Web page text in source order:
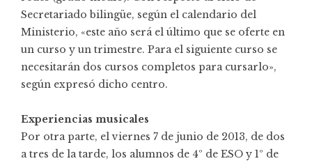
Secretariado bilingüe, según el calendario del
Ministerio, «este año será el último que se oferte en
un curso y un trimestre. Para el siguiente curso se
necesitarán dos cursos completos para cursarlo»,
según expresó dicho centro.
Experiencias musicales
Por otra parte, el viernes 7 de junio de 2013, de dos
a tres de la tarde, los alumnos de 4º de ESO y 1º de